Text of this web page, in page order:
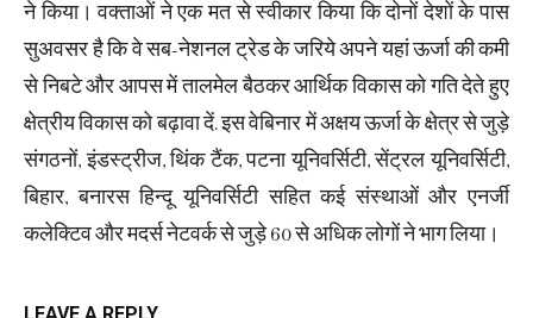
ने किया। वक्ताओं ने एक मत से स्वीकार किया कि दोनों देशों के पास
सुअवसर है कि वे सब-नेशनल ट्रेड के जरिये अपने यहां ऊर्जा की कमी
से निबटे और आपस में तालमेल बैठकर आर्थिक विकास को गति देते हुए
क्षेत्रीय विकास को बढ़ावा दें. इस वेबिनार में अक्षय ऊर्जा के क्षेत्र से जुड़े
संगठनों, इंडस्ट्रीज, थिंक टैंक, पटना यूनिवर्सिटी, सेंट्रल यूनिवर्सिटी,
बिहार, बनारस हिन्दू यूनिवर्सिटी सहित कई संस्थाओं और एनर्जी
कलेक्टिव और मदर्स नेटवर्क से जुड़े 60 से अधिक लोगों ने भाग लिया।